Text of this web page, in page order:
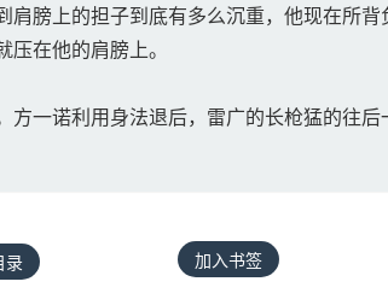
膀上的担子到底有多么沉重，他现在所
在他的肩膀上。
一诺利用身法退后，雷广的长枪猛的往后
录 加入书签